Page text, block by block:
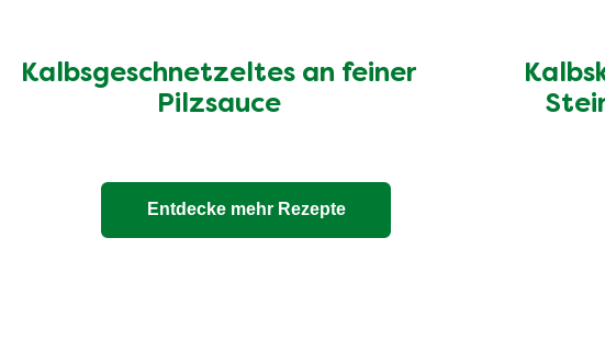
Kalbsgeschnetzeltes an feiner
Pilzsauce
Entdecke mehr Rezepte